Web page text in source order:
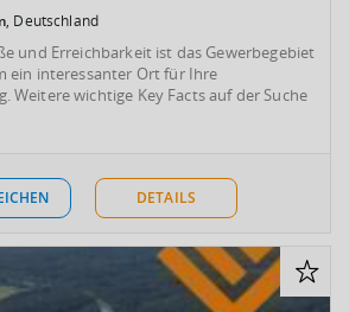
, Deutschland
und Erreichbarkeit ist das Gewerbegebiet
ein interessanter Ort für Ihre
Weitere wichtige Key Facts auf der Suche
DETAILS